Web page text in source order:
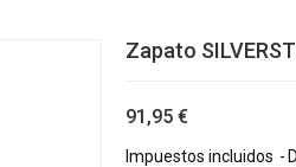
Zapato
91,95 €
Impuestos incluidos